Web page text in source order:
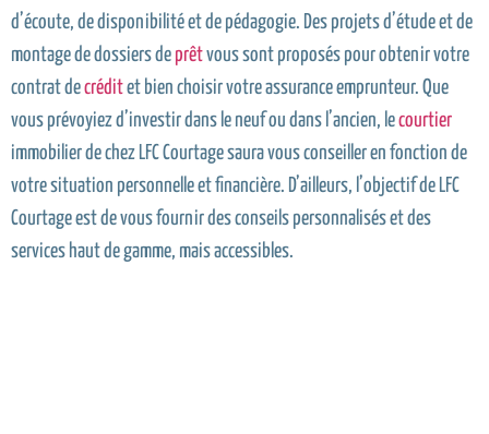
d’écoute, de disponibilité et de pédagogie. Des projets d’étude et de
montage de dossiers de prêtvous sont proposés pour obtenir votre
contrat decréditet bien choisir votre assurance emprunteur. Que
vous prévoyiez d’investir dans le neuf ou dans l’ancien, lecourtier
immobilier de chez LFC Courtage saura vous conseiller en fonction de
votre situation personnelle et financière. D’ailleurs, l’objectif de LFC
Courtage est de vous fournir des conseils personnalisés et des
services haut de gamme, mais accessibles.